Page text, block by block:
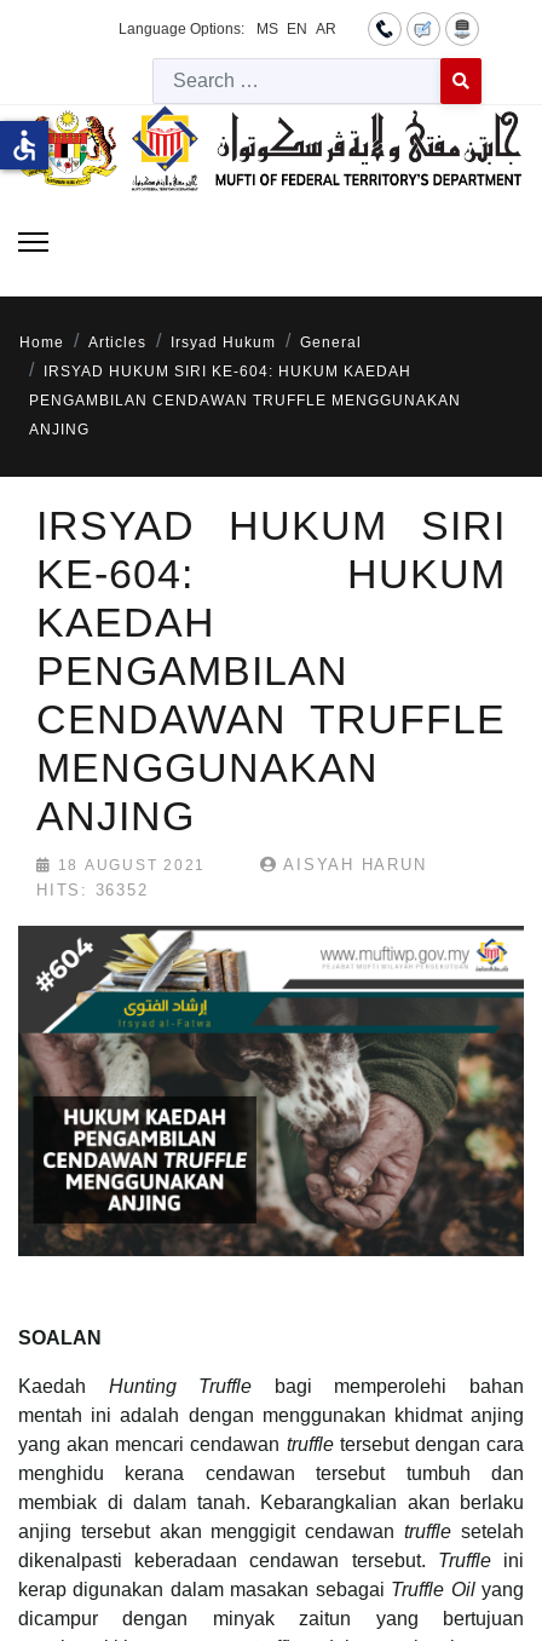
Language Options: MS EN AR
Type 2 or
Home Articles Irsyad Hukum
General
IRSYAD HUKUM SIRI KE-604: HUKUM KAEDAH
PENGAMBILAN CENDAWAN TRUFFLE MENGGUNAKAN
ANJING
IRSYAD HUKUM SIRI
KE-604: HUKUM
KAEDAH
PENGAMBILAN
CENDAWAN TRUFFLE
MENGGUNAKAN
ANJING
18 AUGUST 2021
AISYAH HARUN
HITS: 36352
SOALAN
Kaedah Hunting Truffle bagi memperolehi bahan
mentah ini adalah dengan menggunakan khidmat anjing
yang akan mencari cendawan truffletersebut dengan cara
menghidu kerana cendawan tersebut tumbuh dan
membiak di dalam tanah. Kebarangkalian akan berlaku
anjing tersebut akan menggigit cendawantruffle setelah
dikenalpasti keberadaan cendawan tersebut. Truffleini
kerap digunakan dalam masakan sebagai Truffle Oilyang
dicampur dengan minyak zaitun yang bertujuan
accessible